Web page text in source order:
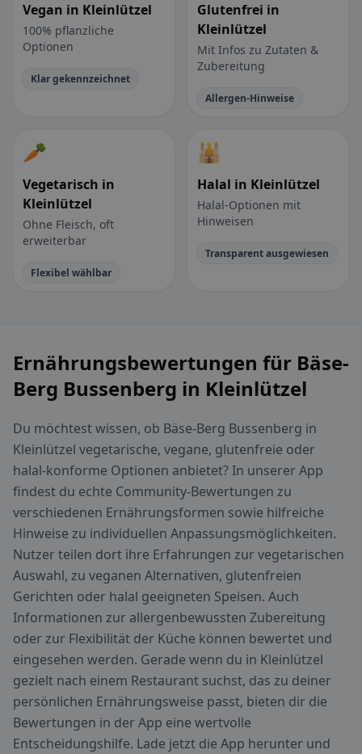
Vegan in Kleinlützel
100% pflanzliche
Optionen
Klar gekennzeichnet
Glutenfrei in
Kleinlützel
Mit Infos zu Zutaten &
Zubereitung
Allergen-Hinweise
🥕
Vegetarisch in
Kleinlützel
Ohne Fleisch, oft
erweiterbar
Flexibel wählbar
🕌
Halal in Kleinlützel
Halal-Optionen mit
Hinweisen
Transparent ausgewiesen
Ernährungsbewertungen für Bäse-
Berg Bussenberg in Kleinlützel
Du möchtest wissen, ob Bäse-Berg Bussenberg in
Kleinlützel vegetarische, vegane, glutenfreie oder
halal-konforme Optionen anbietet? In unserer App
findest du echte Community-Bewertungen zu
verschiedenen Ernährungsformen sowie hilfreiche
Hinweise zu individuellen Anpassungsmöglichkeiten.
Nutzer teilen dort ihre Erfahrungen zur vegetarischen
Auswahl, zu veganen Alternativen, glutenfreien
Gerichten oder halal geeigneten Speisen. Auch
Informationen zur allergenbewussten Zubereitung
oder zur Flexibilität der Küche können bewertet und
eingesehen werden. Gerade wenn du in Kleinlützel
gezielt nach einem Restaurant suchst, das zu deiner
persönlichen Ernährungsweise passt, bieten dir die
Bewertungen in der App eine wertvolle
Entscheidungshilfe. Lade jetzt die App herunter und